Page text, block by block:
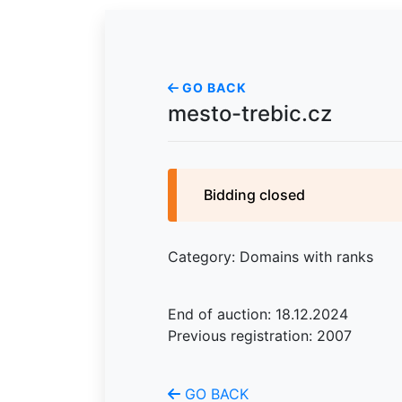
GO BACK
mesto-trebic.cz
Bidding closed
Category: Domains with ranks
End of auction: 18.12.2024
Previous registration: 2007
GO BACK